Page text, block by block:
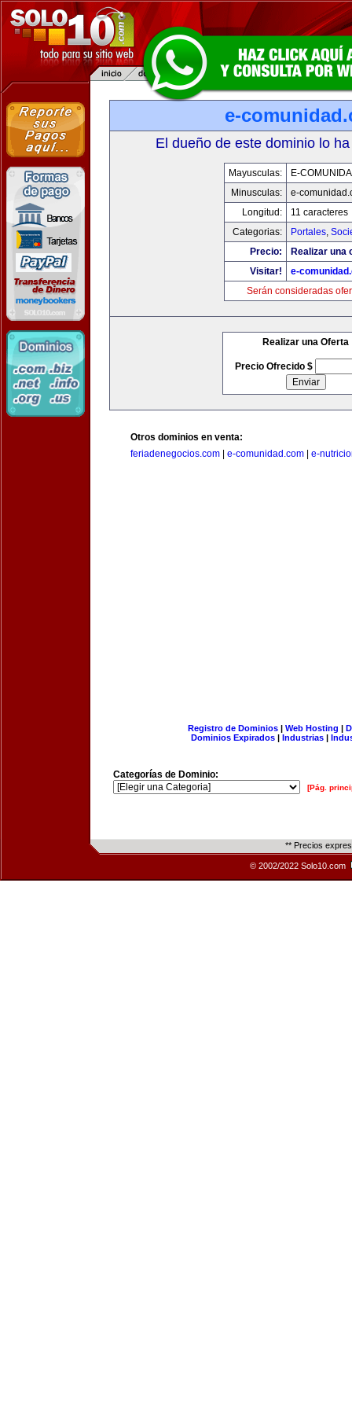
e-
El dueño de este dominio lo
Mayusculas:
E-
Minusculas:
e-
Longitud:
11 caracteres
Categorias:
Portales,
Precio:
Realizar una
Visitar!
e-
Serán consideradas
Realizar una Oferta
Precio Ofrecido $
Otros dominios en venta:
feriadenegocios.com
e-comunidad.com e-
Registro de Dominios| Web Hosting |
Dominios Expirados | Industrias |
Categorías de Dominio:
[Pág.
** Precios
© 2002/2022 Solo10.com